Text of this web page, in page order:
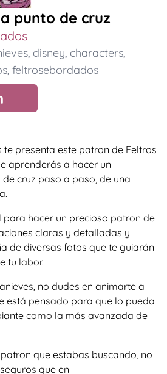
punto de cruz
, disney, characters,
, feltrosebordados
presenta este patron de Feltros
aprenderás a hacer un
cruz paso a paso, de una
para hacer un precioso patron de
claras y detalladas y
de diversas fotos que te guiarán
tu labor.
no dudes en animarte a
está pensado para que lo pueda
como la más avanzada de
que estabas buscando, no
que en